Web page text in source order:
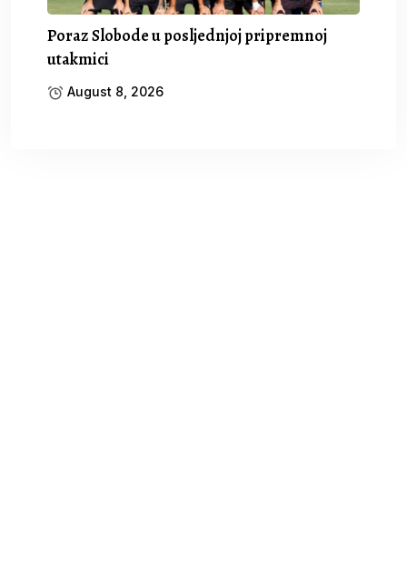
Poraz Slobode u posljednjoj pripremnoj
utakmici
August 8, 2026